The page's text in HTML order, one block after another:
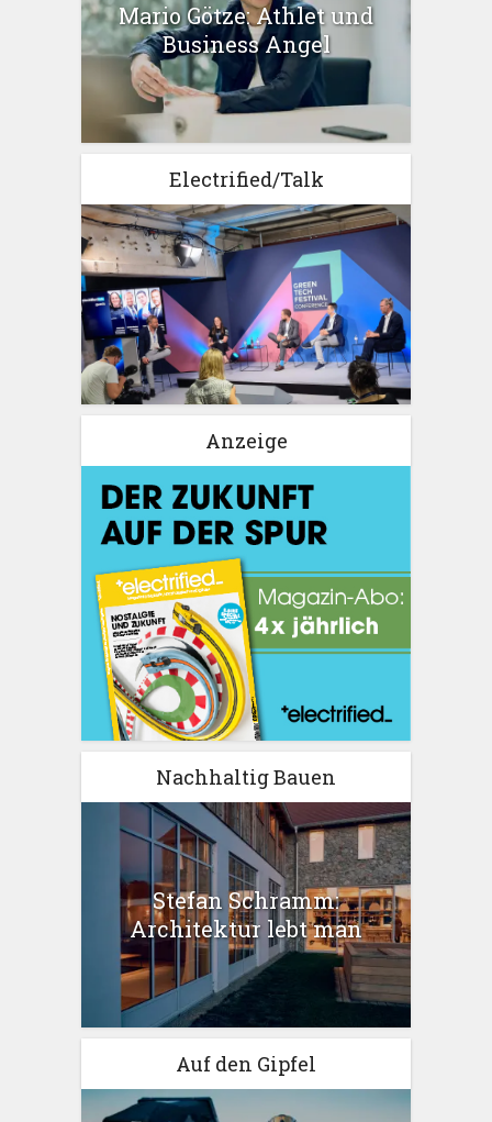
Mario Götze: Athlet und
Business Angel
Electrified/Talk
Anzeige
Nachhaltig Bauen
Stefan Schramm:
Architektur lebt man
Auf den Gipfel